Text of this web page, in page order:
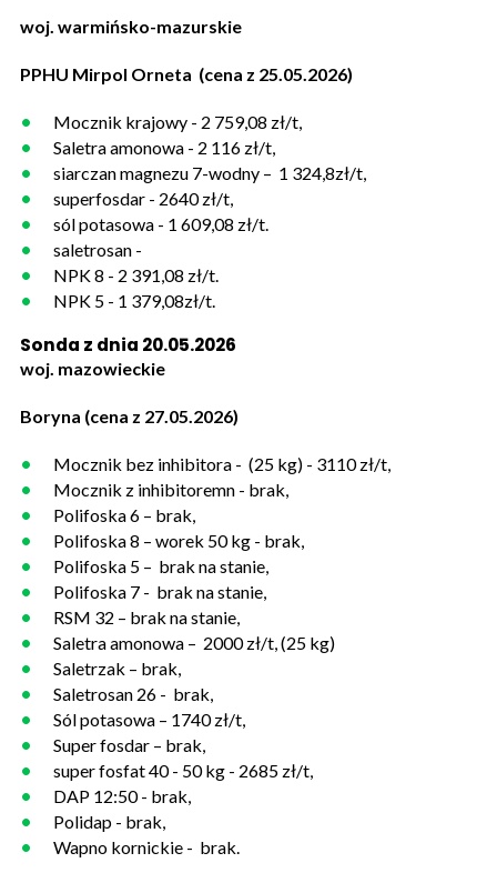
woj. warmińsko-mazurskie
PPHU Mirpol Orneta (cena z 25.05.2026)
Mocznik krajowy - 2 759,08 zł/t,
Saletra amonowa - 2 116 zł/t,
siarczan magnezu 7-wodny – 1 324,8zł/t,
superfosdar - 2640 zł/t,
sól potasowa - 1 609,08 zł/t.
saletrosan -
NPK 8 - 2 391,08 zł/t.
NPK 5 - 1 379,08zł/t.
Sonda z dnia 20.05.2026
woj. mazowieckie
Boryna (cena z 27.05.2026)
Mocznik bez inhibitora - (25 kg) - 3110 zł/t,
Mocznik z inhibitoremn - brak,
Polifoska 6 – brak,
Polifoska 8 – worek 50 kg - brak,
Polifoska 5 – brak na stanie,
Polifoska 7 - brak na stanie,
RSM 32 – brak na stanie,
Saletra amonowa – 2000 zł/t, (25 kg)
Saletrzak – brak,
Saletrosan 26 - brak,
Sól potasowa – 1740 zł/t,
Super fosdar – brak,
super fosfat 40 - 50 kg - 2685 zł/t,
DAP 12:50 - brak,
Polidap - brak,
Wapno kornickie - brak.